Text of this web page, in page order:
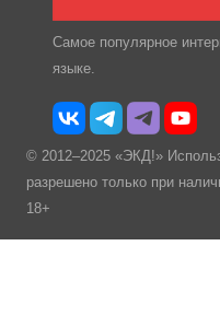
Самое популярное
языке.
© 2012–2025 «ЭКД!»
разрешено только при
18+